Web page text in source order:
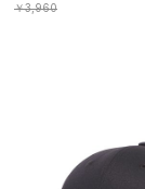
￥3,960